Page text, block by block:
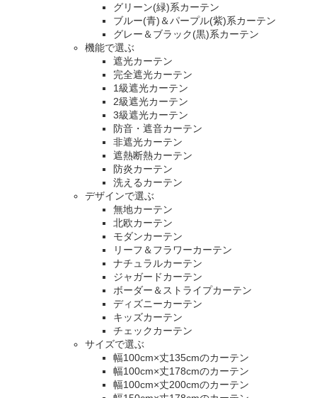
グリーン(緑)系カーテン
ブルー(青)＆パープル(紫)系カーテン
グレー＆ブラック(黒)系カーテン
機能で選ぶ
遮光カーテン
完全遮光カーテン
1級遮光カーテン
2級遮光カーテン
3級遮光カーテン
防音・遮音カーテン
非遮光カーテン
遮熱断熱カーテン
防炎カーテン
洗えるカーテン
デザインで選ぶ
無地カーテン
北欧カーテン
モダンカーテン
リーフ＆フラワーカーテン
ナチュラルカーテン
ジャガードカーテン
ボーダー＆ストライプカーテン
ディズニーカーテン
キッズカーテン
チェックカーテン
サイズで選ぶ
幅100cm×丈135cmのカーテン
幅100cm×丈178cmのカーテン
幅100cm×丈200cmのカーテン